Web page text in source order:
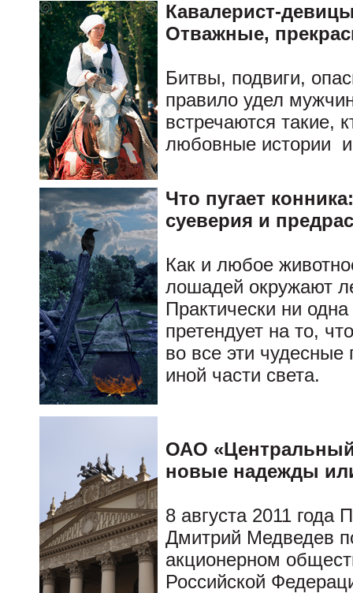
Кавалерист-
Отважные,
Битвы, подвиги,
правило удел
встречаются такие,
любовные истории
Что пугает
суеверия и
Как и любое
лошадей окружают
Практически ни
претендует на то,
во все эти
иной части света.
ОАО
новые надежды
8 августа 2011 года
Дмитрий Медведев
акционерном
Российской